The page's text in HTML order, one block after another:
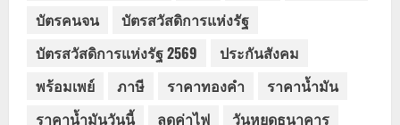
บัตรคนจน
บัตรสวัสดิการแห่งรัฐ
บัตรสวัสดิการแห่งรัฐ 2569
ประกันสังคม
พร้อมเพย์
ภาษี ราคาทองคำ
ราคาน้ำมัน
ราคาน้ำมันวันนี้
ลดค่าไฟ
วันหยุดธนาคาร